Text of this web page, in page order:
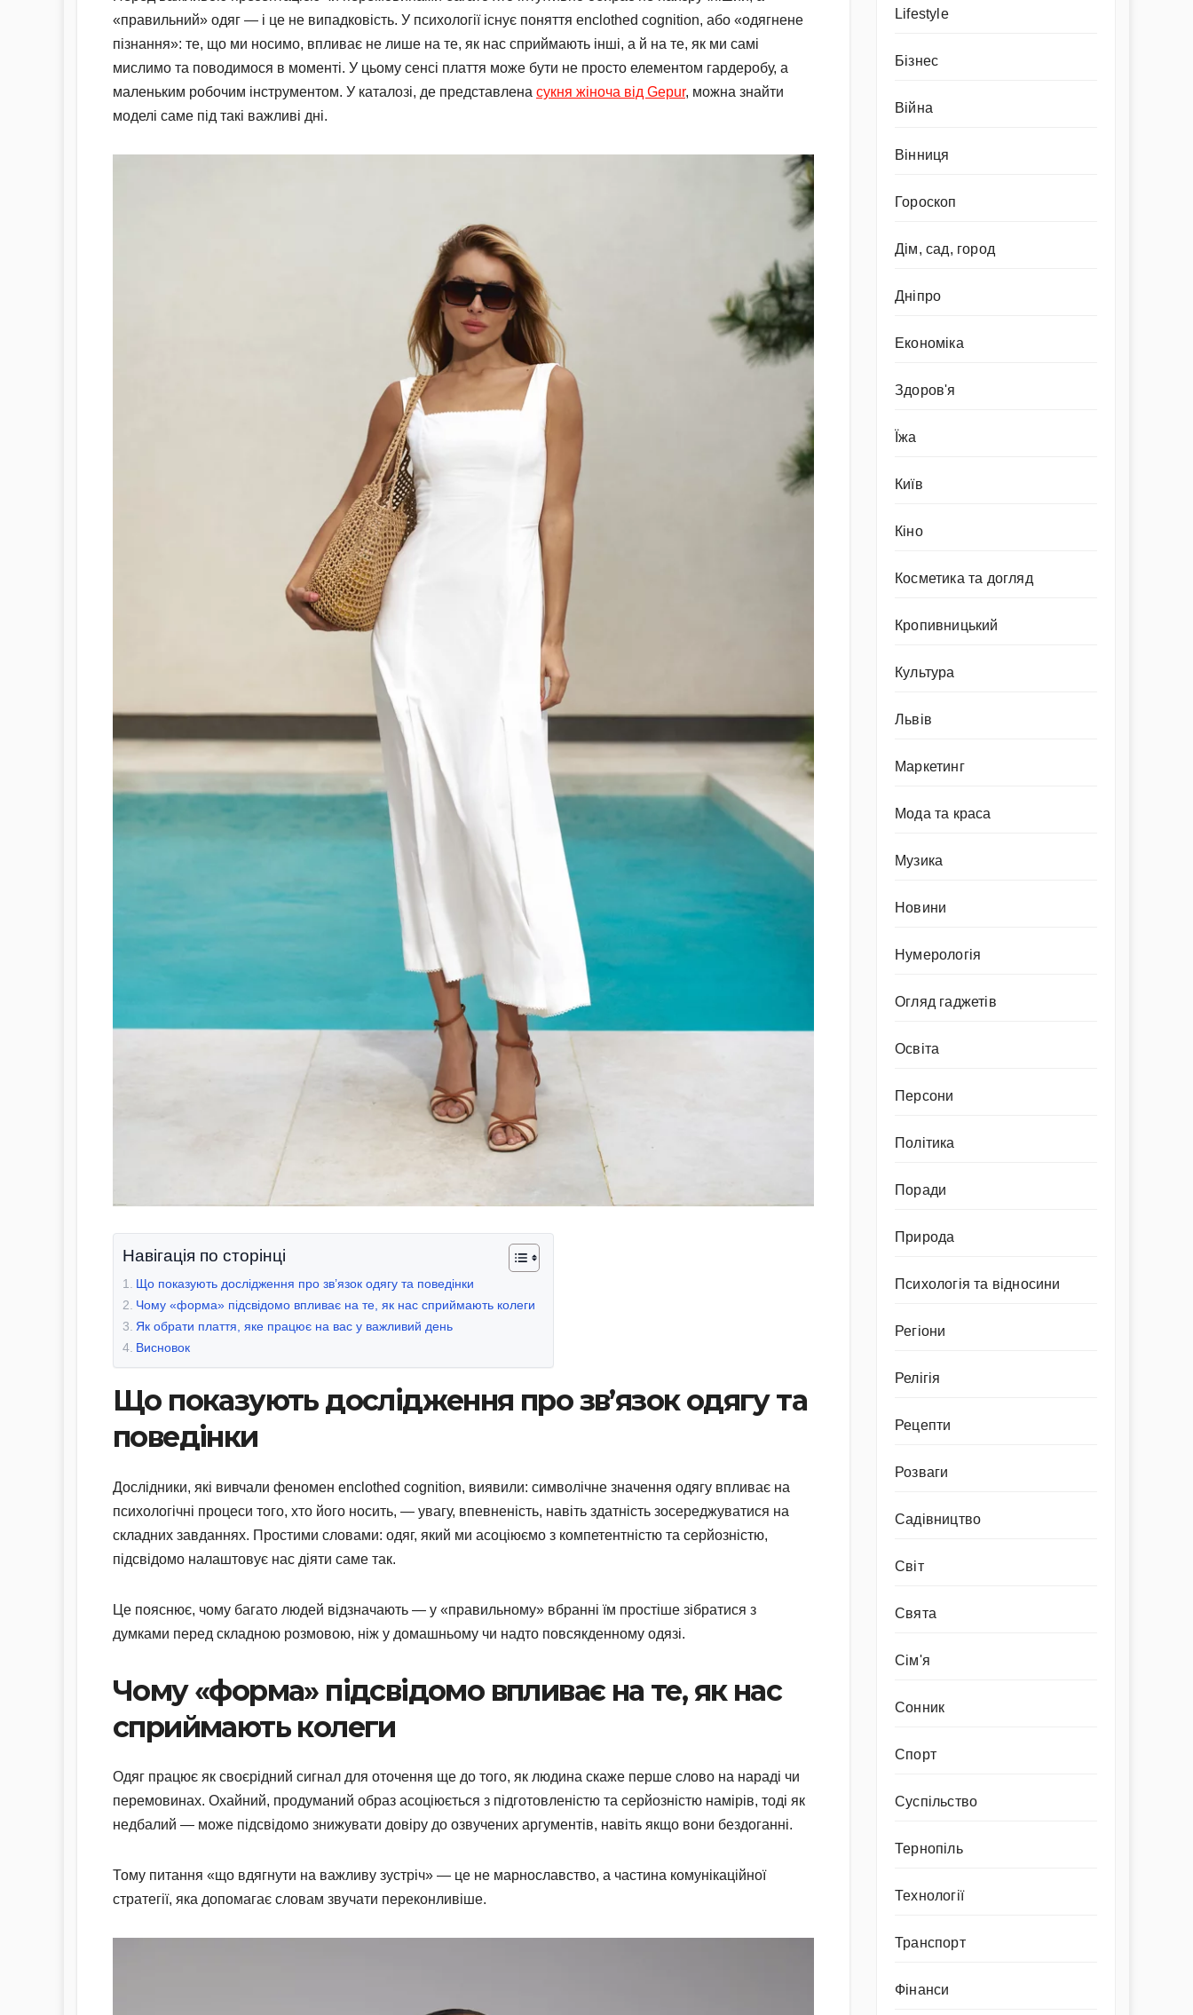
«правильний» одяг — і це не випадковість. У психології існує поняття enclothed cognition, або «одягнене
пізнання»: те, що ми носимо, впливає не лише на те, як нас сприймають інші, а й на те, як ми самі
мислимо та поводимося в моменті. У цьому сенсі плаття може бути не просто елементом гардеробу, а
маленьким робочим інструментом. У каталозі, де представлена сукня жіноча від Gepur, можна знайти
моделі саме під такі важливі дні.
Навігація по сторінці
Що показують дослідження про зв’язок одягу та поведінки
Чому «форма» підсвідомо впливає на те, як нас сприймають колеги
Як обрати плаття, яке працює на вас у важливий день
Висновок
Що показують дослідження про зв’язок одягу та
поведінки
Дослідники, які вивчали феномен enclothed cognition, виявили: символічне значення одягу впливає на
психологічні процеси того, хто його носить, — увагу, впевненість, навіть здатність зосереджуватися на
складних завданнях. Простими словами: одяг, який ми асоціюємо з компетентністю та серйозністю,
підсвідомо налаштовує нас діяти саме так.
Це пояснює, чому багато людей відзначають — у «правильному» вбранні їм простіше зібратися з
думками перед складною розмовою, ніж у домашньому чи надто повсякденному одязі.
Чому «форма» підсвідомо впливає на те, як нас
сприймають колеги
Одяг працює як своєрідний сигнал для оточення ще до того, як людина скаже перше слово на нараді чи
перемовинах. Охайний, продуманий образ асоціюється з підготовленістю та серйозністю намірів, тоді як
недбалий — може підсвідомо знижувати довіру до озвучених аргументів, навіть якщо вони бездоганні.
Тому питання «що вдягнути на важливу зустріч» — це не марнославство, а частина комунікаційної
стратегії, яка допомагає словам звучати переконливіше.
Lifestyle
Бізнес
Війна
Вінниця
Гороскоп
Дім, сад, город
Дніпро
Економіка
Здоров'я
Їжа
Київ
Кіно
Косметика та догляд
Кропивницький
Культура
Львів
Маркетинг
Мода та краса
Музика
Новини
Нумерологія
Огляд гаджетів
Освіта
Персони
Політика
Поради
Природа
Психологія та відносини
Регіони
Релігія
Рецепти
Розваги
Садівництво
Світ
Свята
Сім'я
Сонник
Спорт
Суспільство
Тернопіль
Технології
Транспорт
Фінанси